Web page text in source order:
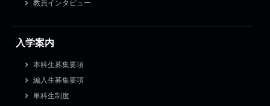
教員インタビュー
入学案内
本科生募集要項
編入生募集要項
単科生制度